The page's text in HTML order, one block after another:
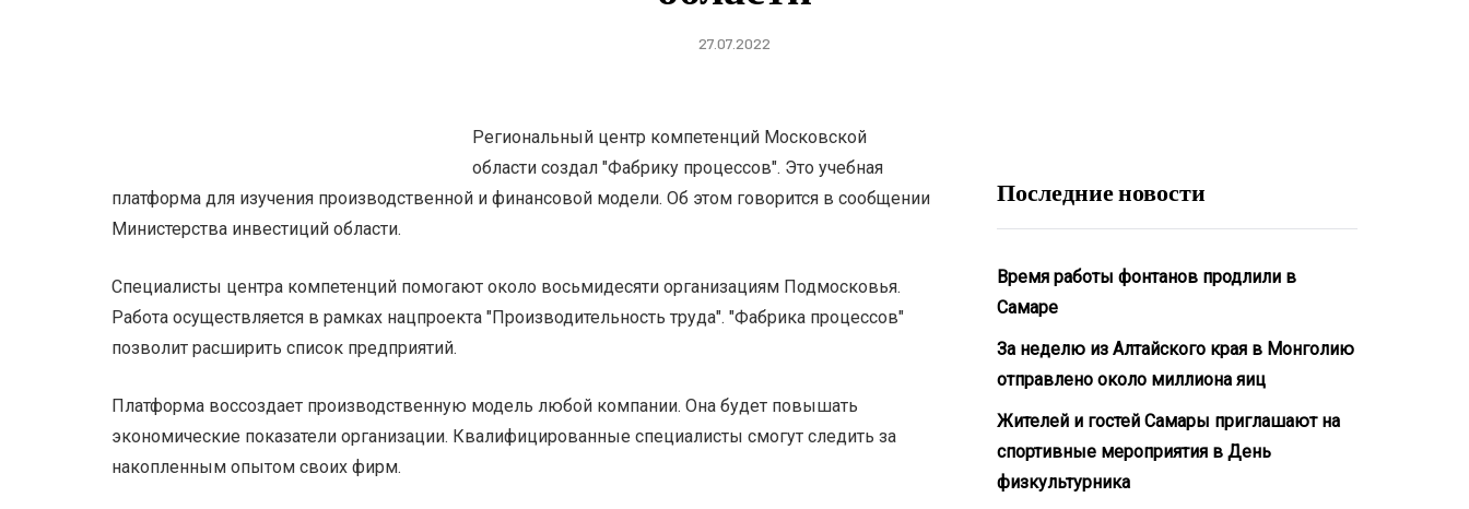
27.07.2022
Региональный центр компетенций Московской
области создал "Фабрику процессов". Это учебная
платформа для изучения производственной и финансовой модели. Об этом говорится в сообщении
Министерства инвестиций области.
Специалисты центра компетенций помогают около восьмидесяти организациям Подмосковья.
Работа осуществляется в рамках нацпроекта "Производительность труда". "Фабрика процессов"
позволит расширить список предприятий.
Платформа воссоздает производственную модель любой компании. Она будет повышать
экономические показатели организации. Квалифицированные специалисты смогут следить за
накопленным опытом своих фирм.
Последние новости
Время работы фонтанов продлили в
Самаре
За неделю из Алтайского края в Монголию
отправлено около миллиона яиц
Жителей и гостей Самары приглашают на
спортивные мероприятия в День
физкультурника